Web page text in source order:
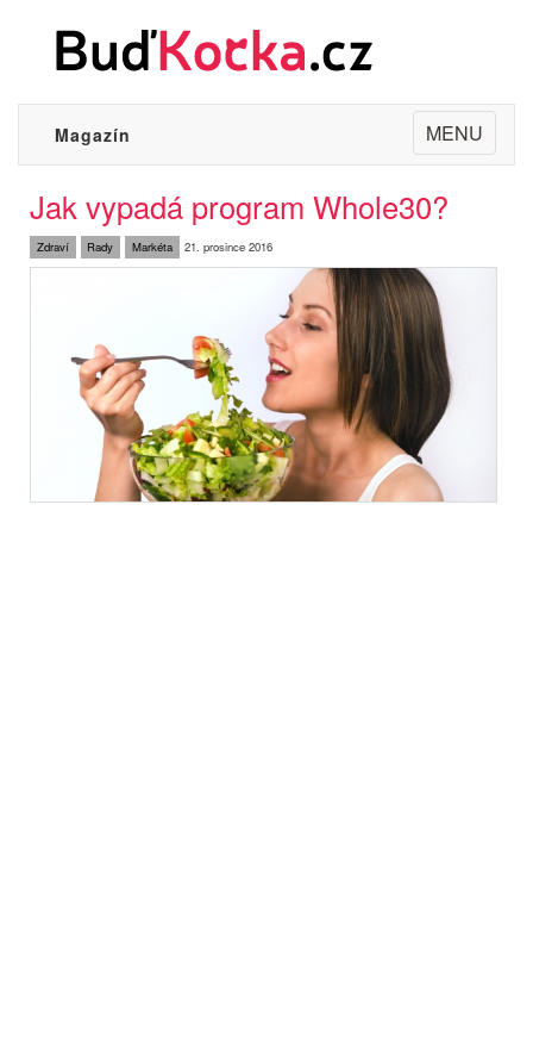
Toggle
navigation
MENU
Magazín
Jak vypadá program Whole30?
Zdraví Rady Markéta 21. prosince 2016